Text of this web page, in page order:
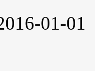
01-01